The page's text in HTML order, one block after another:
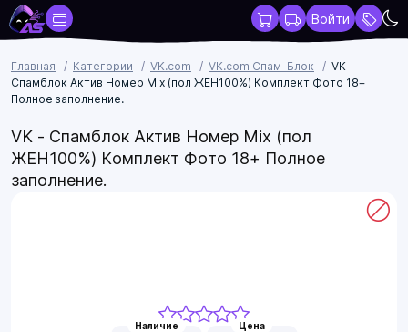
Войти
Главная Категории VK.com VK.com Спам-Блок
VK -
Спамблок Актив Номер Mix (пол ЖЕН100%) Комплект Фото 18+
Полное заполнение.
VK - Спамблок Актив Номер Mix (пол
ЖЕН100%) Комплект Фото 18+ Полное
заполнение.
Наличие Цена